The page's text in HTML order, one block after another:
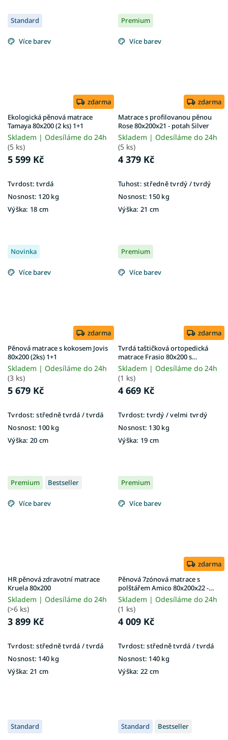
Standard
Více barev
zdarma
Ekologická pěnová matrace
Tamaya 80x200 (2 ks) 1+1
Skladem | Odesíláme do 24h
(5 ks)
5 599 Kč
Tvrdost: tvrdá
Nosnost: 120 kg
Výška: 18 cm
Premium
Více barev
zdarma
Matrace s profilovanou pěnou
Rose 80x200x21 - potah Silver
Skladem | Odesíláme do 24h
(5 ks)
4 379 Kč
Tuhost: středně tvrdý / tvrdý
Nosnost: 150 kg
Výška: 21 cm
Novinka
Více barev
zdarma
Pěnová matrace s kokosem Jovis
80x200 (2ks) 1+1
Skladem | Odesíláme do 24h
(3 ks)
5 679 Kč
Tvrdost: středně tvrdá / tvrdá
Nosnost: 100 kg
Výška: 20 cm
Premium
Více barev
zdarma
Tvrdá taštičková ortopedická
matrace Frasio 80x200 s
kokosem
Skladem | Odesíláme do 24h
(1 ks)
4 669 Kč
Tvrdost: tvrdý / velmi tvrdý
Nosnost: 130 kg
Výška: 19 cm
Premium Bestseller
Více barev
HR pěnová zdravotní matrace
Kruela 80x200
Skladem | Odesíláme do 24h
(>6 ks)
3 899 Kč
Tvrdost: středně tvrdá / tvrdá
Nosnost: 140 kg
Výška: 21 cm
Premium
Více barev
zdarma
Pěnová 7zónová matrace s
polštářem Amico 80x200x22 -
potah Silver
Skladem | Odesíláme do 24h
(1 ks)
4 009 Kč
Tvrdost: středně tvrdá / tvrdá
Nosnost: 140 kg
Výška: 22 cm
Standard Standard Bestseller